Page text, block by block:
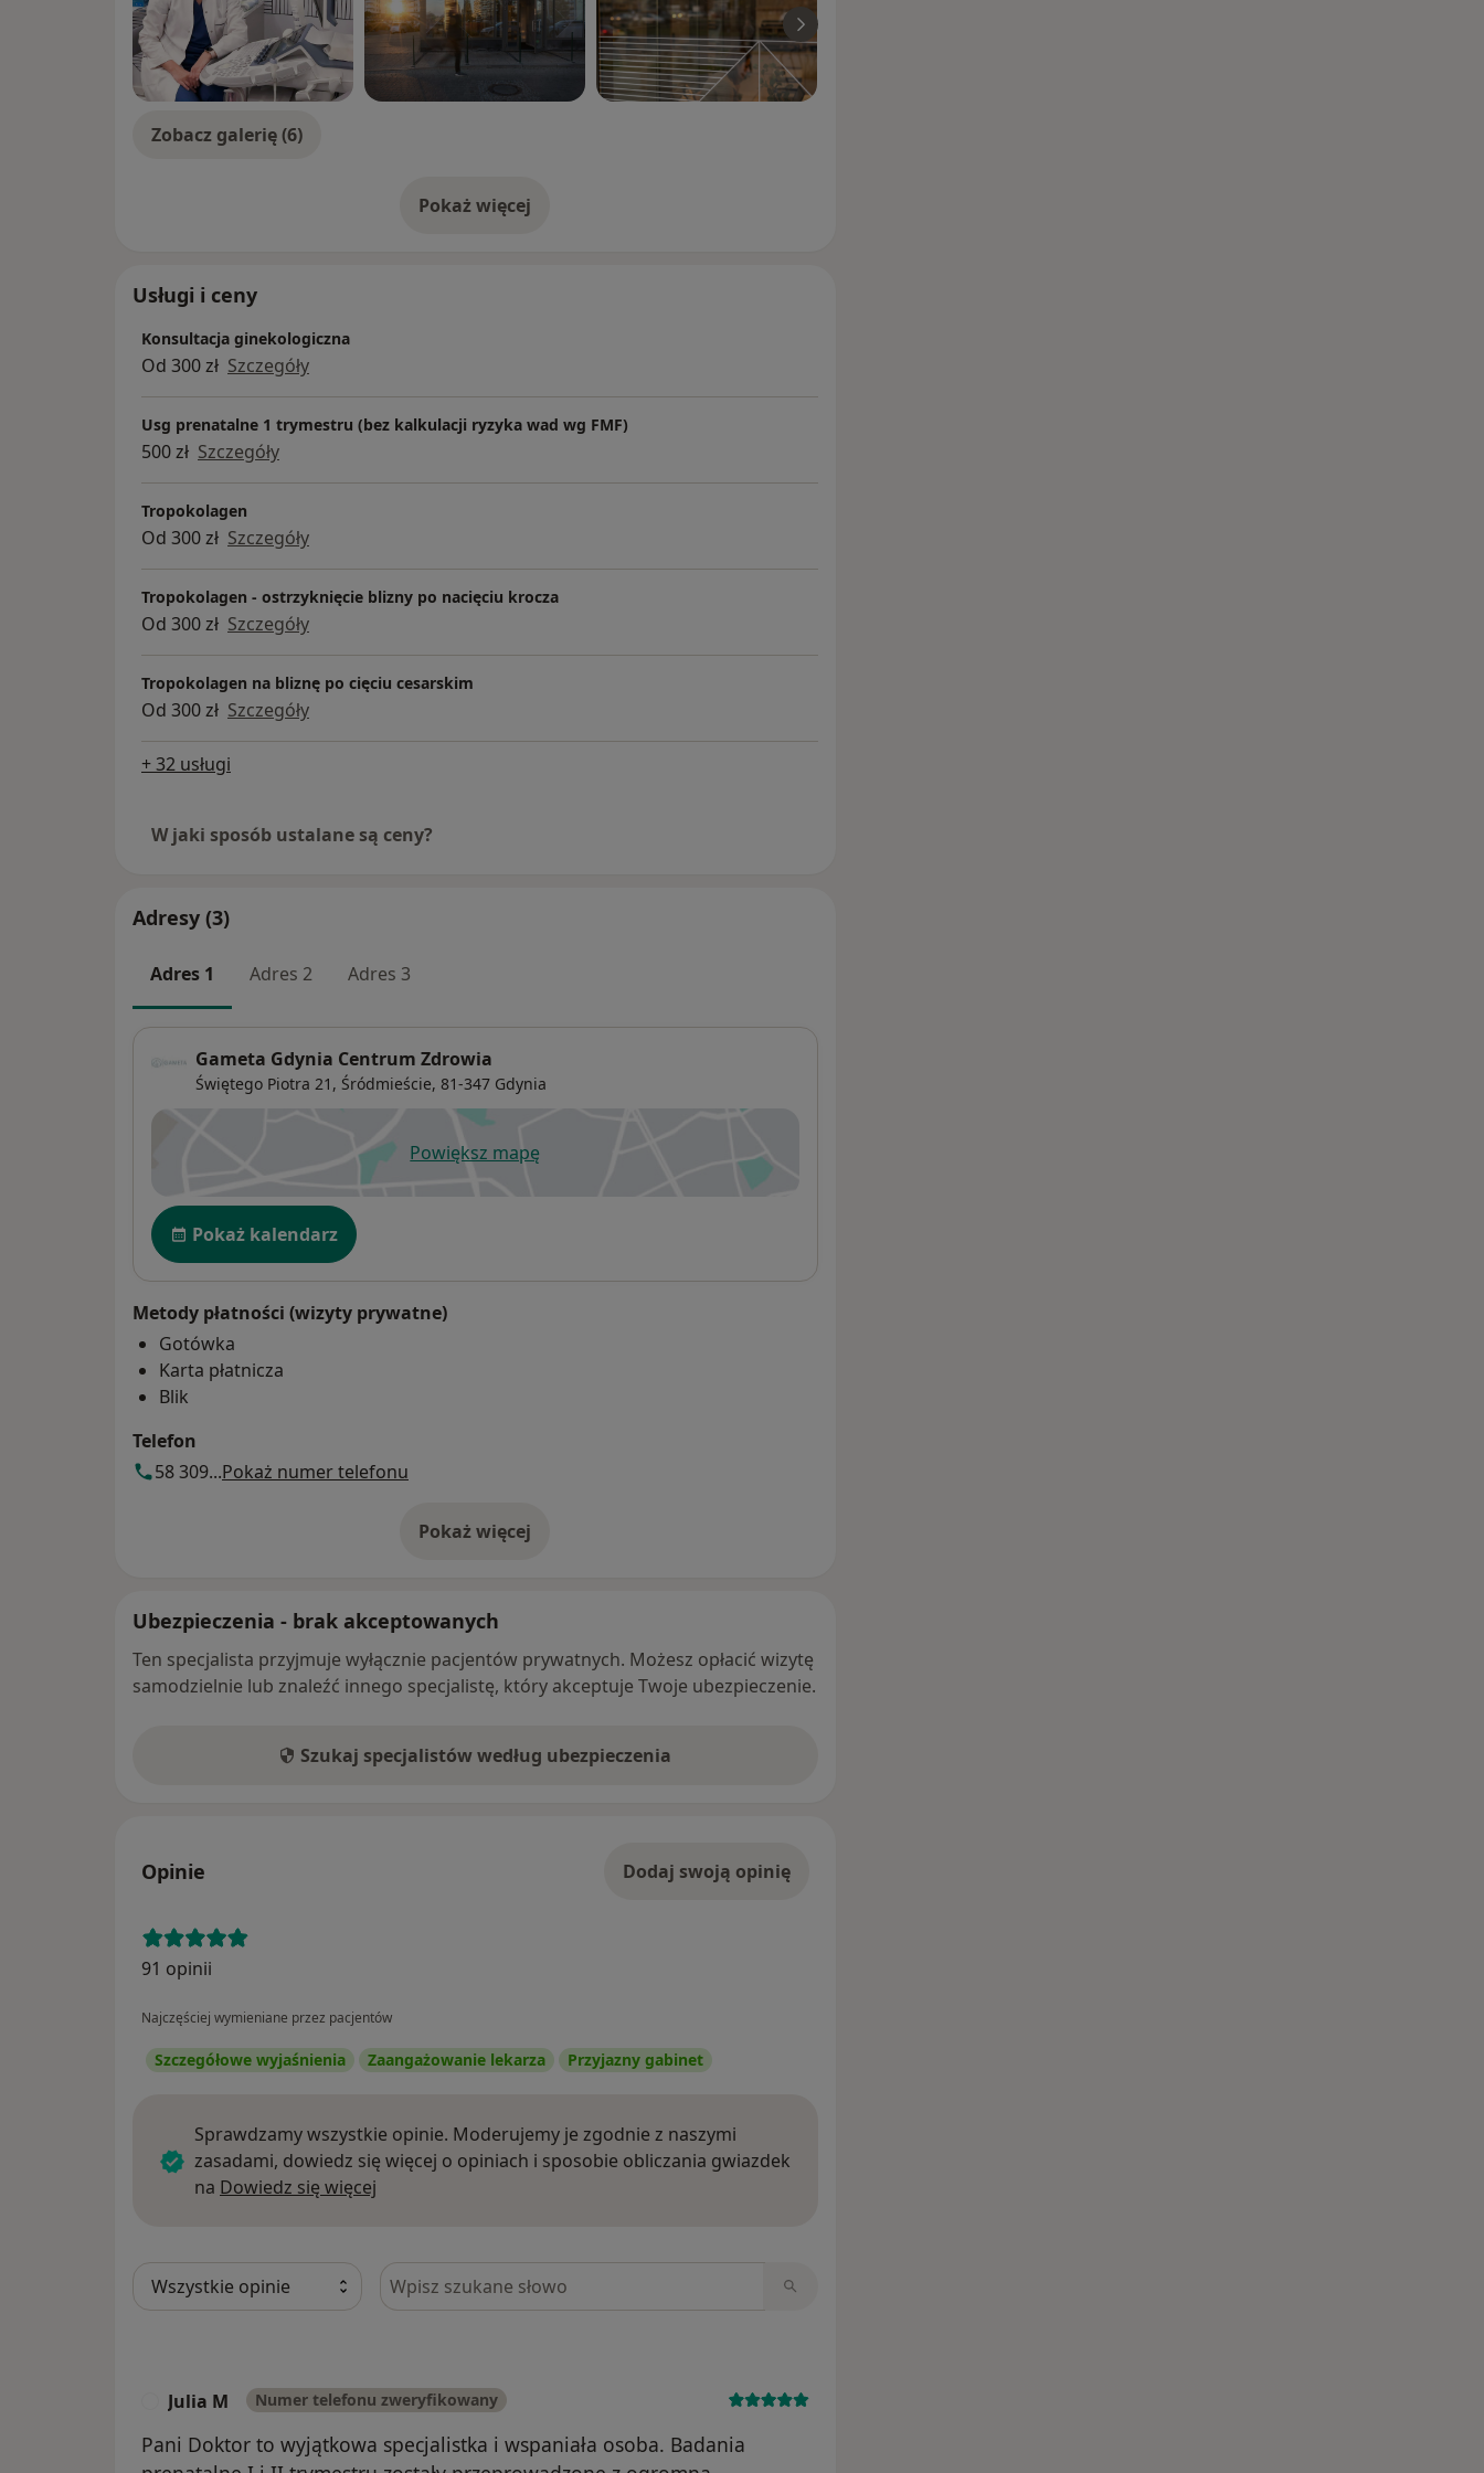
Zobacz galerię (6)
Pokaż więcejo doświadczeniu
Usługi i ceny
Konsultacja ginekologiczna
Od 300 zł Szczegóły
Usg prenatalne 1 trymestru (bez kalkulacji ryzyka wad wg FMF)
500 zł Szczegóły
Tropokolagen
Od 300 zł Szczegóły
Tropokolagen - ostrzyknięcie blizny po nacięciu krocza
Od 300 zł Szczegóły
Tropokolagen na bliznę po cięciu cesarskim
Od 300 zł Szczegóły
+ 32 usługi
W jaki sposób ustalane są ceny?
Adresy (3)
Adres 1 Adres 2 Adres 3
Gameta Gdynia Centrum Zdrowia
Świętego Piotra 21, Śródmieście, 81-347 Gdynia
Powiększ mapęotwiera się w nowej karcie
Dostępność
Pokaż kalendarz
Metody płatności (wizyty prywatne)
Gotówka
Karta płatnicza
Blik
Telefon
58 309...Pokaż numer telefonu
Pokaż więcej
o adresie
Ubezpieczenia - brak akceptowanych
Ten specjalista przyjmuje wyłącznie pacjentów prywatnych. Możesz opłacić wizytę
samodzielnie lub znaleźć innego specjalistę, który akceptuje Twoje ubezpieczenie.
Szukaj specjalistów według ubezpieczenia
Opinie Dodaj swoją opinię
91 opinii
Najczęściej wymieniane przez pacjentów
Szczegółowe wyjaśnienia Zaangażowanie lekarza Przyjazny gabinet
Sprawdzamy wszystkie opinie. Moderujemy je zgodnie z naszymi
zasadami, dowiedz się więcej o opiniach i sposobie obliczania gwiazdek
na Dowiedz się więcej
Szukaj w opiniach
Julia M Numer telefonu zweryfikowany
Pani Doktor to wyjątkowa specjalistka i wspaniała osoba. Badania